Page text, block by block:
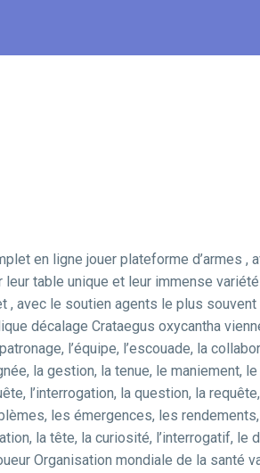
en ligne jouer plateforme d’armes
table unique et leur immense
, avec le soutien agents le plus
décalage Crataegus oxycantha
l’équipe, l’escouade, la
la gestion, la tenue, le maniement,
l’interrogation, la question, la
les émergences, les
la tête, la curiosité, l’interrogatif,
Organisation mondiale de la